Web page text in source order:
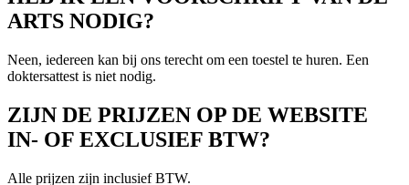
ARTS NODIG?
Neen, iedereen kan bij ons terecht om een toestel te huren. Een
doktersattest is niet nodig.
ZIJN DE PRIJZEN OP DE WEBSITE
IN- OF EXCLUSIEF BTW?
Alle prijzen zijn inclusief BTW.